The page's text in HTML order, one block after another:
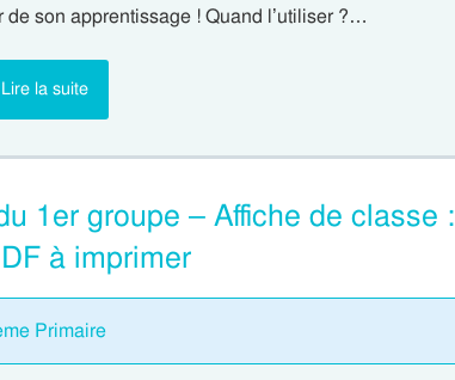
son apprentissage ! Quand l’utiliser ?…
Lire la suite
1er groupe – Affiche de classe :
à imprimer
Primaire